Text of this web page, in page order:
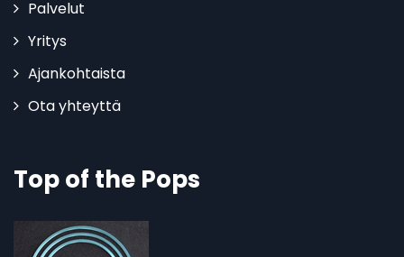
Palvelut
Yritys
Ajankohtaista
Ota yhteyttä
Top of the Pops